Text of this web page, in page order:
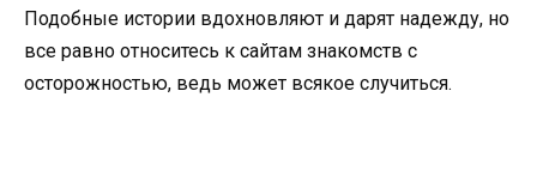
Подобные истории вдохновляют и дарят надежду, но
все равно относитесь к сайтам знакомств с
осторожностью, ведь может всякое случиться.